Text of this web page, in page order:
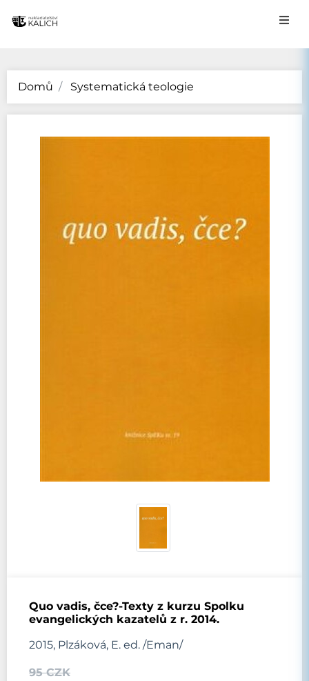
Domů Systematická teologie
Quo vadis, čce?-Texty z kurzu Spolku
evangelických kazatelů z r. 2014.
2015, Plzáková, E. ed. /Eman/
95 CZK